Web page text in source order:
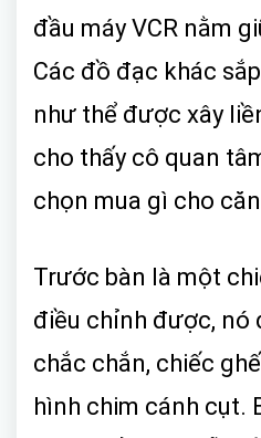
đầu máy VCR nằm
Các đồ đạc khác
như thể được xây
cho thấy cô quan
chọn mua gì cho
Trước bàn là một
điều chỉnh được, nó
chắc chắn, chiếc
hình chim cánh cụt.